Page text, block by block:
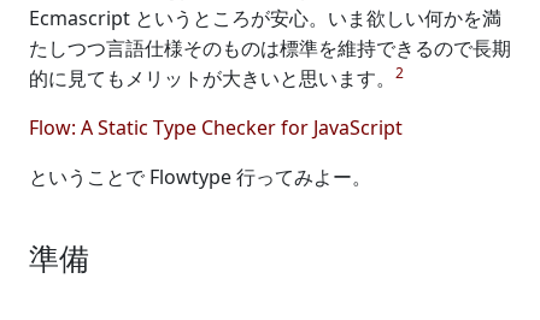
Ecmascript というところが安心。いま欲しい何かを満
たしつつ言語仕様そのものは標準を維持できるので長期
的に見てもメリットが大きいと思います。
2
Flow: A Static Type Checker for JavaScript
ということで Flowtype 行ってみよー。
準備